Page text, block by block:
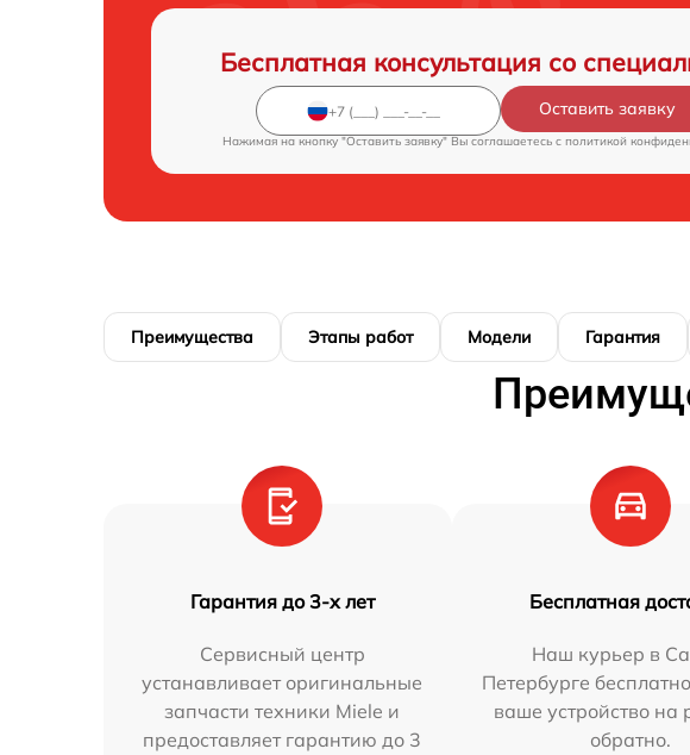
Бесплатная консультация со
Оставить заявку
Нажимая на кнопку "Оставить заявку" Вы соглашаетесь c политикой
Преимущества Этапы работ Модели Гарантия
Гарантия до 3-х лет
Сервисный центр
устанавливает оригинальные
запчасти техники Miele и
предоставляет гарантию до 3
Бесплатная
Наш курьер в
Петербурге
ваше устройство на
обратно.